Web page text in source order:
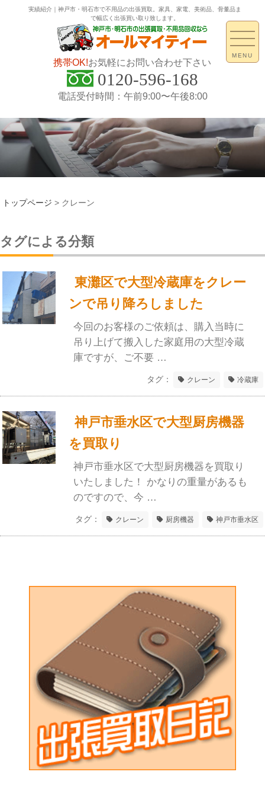
実績紹介｜神戸市・明石市で不用品の出張買取。家具、家電、美術品、骨董品ま
で幅広く出張買い取り致します。
携帯OK!お気軽にお問い合わせ下さい
0120-596-168
電話受付時間：午前9:00〜午後8:00
MENU
トップページ > クレーン
タグによる分類
東灘区で大型冷蔵庫をクレー
ンで吊り降ろしました
今回のお客様のご依頼は、購入当時に
吊り上げて搬入した家庭用の大型冷蔵
庫ですが、ご不要 …
タグ： クレーン 冷蔵庫
神戸市垂水区で大型厨房機器
を買取り
神戸市垂水区で大型厨房機器を買取り
いたしました！ かなりの重量があるも
のですので、今 …
タグ： クレーン 厨房機器 神戸市垂水区